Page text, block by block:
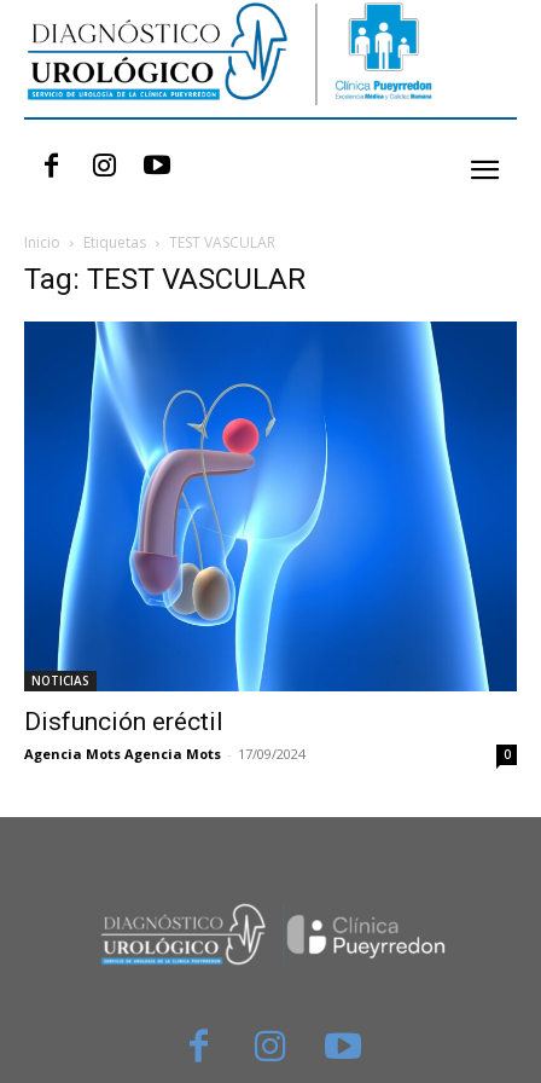
Inicio Etiquetas TEST VASCULAR
Tag: TEST VASCULAR
NOTICIAS
Disfunción eréctil
Agencia Mots Agencia Mots - 17/09/2024 0